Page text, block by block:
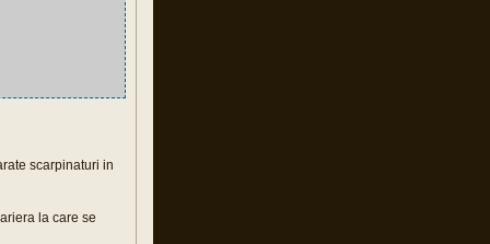
scarpinaturi in
la care se